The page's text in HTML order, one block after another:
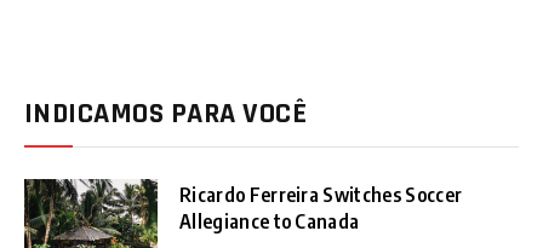
INDICAMOS PARA VOCÊ
Ricardo Ferreira Switches Soccer
Allegiance to Canada